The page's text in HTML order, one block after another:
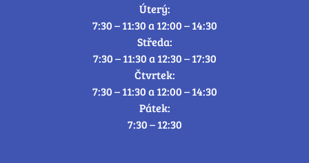
Úterý:
7:30 – 11:30 a 12:00 – 14:30
Středa:
7:30 – 11:30 a 12:30 – 17:30
Čtvrtek:
7:30 – 11:30 a 12:00 – 14:30
Pátek:
7:30 – 12:30